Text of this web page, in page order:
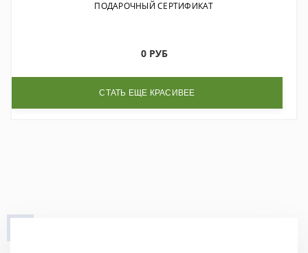
ПОДАРОЧНЫЙ СЕРТИФИКАТ
0 РУБ
СТАТЬ ЕЩЕ КРАСИВЕЕ